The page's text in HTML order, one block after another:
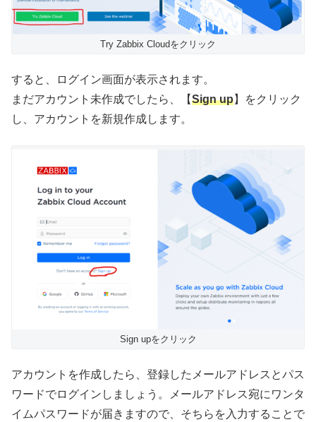
Try Zabbix Cloudをクリック
すると、ログイン画面が表示されます。
まだアカウント未作成でしたら、【Sign up】をクリック
し、アカウントを新規作成します。
Sign upをクリック
アカウントを作成したら、登録したメールアドレスとパス
ワードでログインしましょう。メールアドレス宛にワンタ
イムパスワードが届きますので、そちらを入力することで